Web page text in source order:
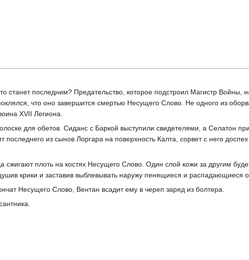
последним? Предательство, которое подстроил Магистр Войны,
что оно завершится смертью Несущего Слово. Не одного из
XVII Легиона.
для обетов. Сиданс с Баркой выступили свидетелями, а Селатон
последнего из сынов Лоргара на поверхность Калта, сорвет с него
плоть на костях Несущего Слово. Один слой кожи за другим
крики и заставив выблевывать наружу пенящиеся и распадающиеся
Несущего Слово, Вентан всадит ему в череп заряд из болтера.